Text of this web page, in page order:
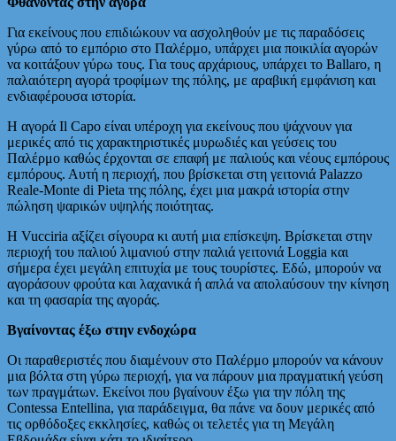
Για εκείνους που επιδιώκουν να ασχοληθούν με τις παραδόσεις
γύρω από το εμπόριο στο Παλέρμο, υπάρχει μια ποικιλία αγορών
να κοιτάξουν γύρω τους. Για τους αρχάριους, υπάρχει το Ballaro, η
παλαιότερη αγορά τροφίμων της πόλης, με αραβική εμφάνιση και
ενδιαφέρουσα ιστορία.
Η αγορά Il Capo είναι υπέροχη για εκείνους που ψάχνουν για
μερικές από τις χαρακτηριστικές μυρωδιές και γεύσεις του
Παλέρμο καθώς έρχονται σε επαφή με παλιούς και νέους εμπόρους
εμπόρους. Αυτή η περιοχή, που βρίσκεται στη γειτονιά Palazzo
Reale-Monte di Pieta της πόλης, έχει μια μακρά ιστορία στην
πώληση ψαρικών υψηλής ποιότητας.
Η Vucciria αξίζει σίγουρα κι αυτή μια επίσκεψη. Βρίσκεται στην
περιοχή του παλιού λιμανιού στην παλιά γειτονιά Loggia και
σήμερα έχει μεγάλη επιτυχία με τους τουρίστες. Εδώ, μπορούν να
αγοράσουν φρούτα και λαχανικά ή απλά να απολαύσουν την κίνηση
και τη φασαρία της αγοράς.
Βγαίνοντας έξω στην ενδοχώρα
Οι παραθεριστές που διαμένουν στο Παλέρμο μπορούν να κάνουν
μια βόλτα στη γύρω περιοχή, για να πάρουν μια πραγματική γεύση
των πραγμάτων. Εκείνοι που βγαίνουν έξω για την πόλη της
Contessa Entellina, για παράδειγμα, θα πάνε να δουν μερικές από
τις ορθόδοξες εκκλησίες, καθώς οι τελετές για τη Μεγάλη